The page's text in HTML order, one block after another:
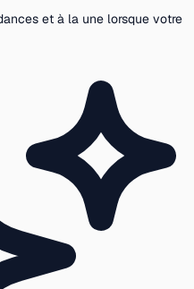
et à la une lorsque votre